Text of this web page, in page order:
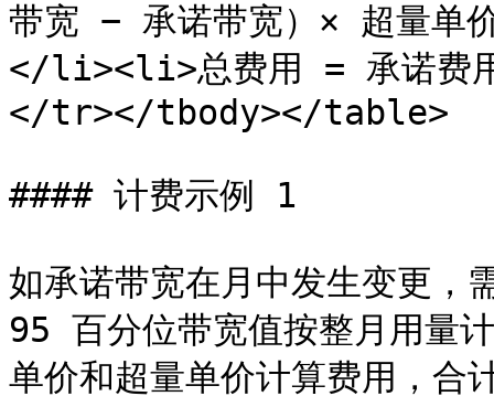
带宽 − 承诺带宽）× 超量单
</li><li>总费用 = 承诺
</tr></tbody></table>
#### 计费示例 1
如承诺带宽在月中发生变更，
95 百分位带宽值按整月用量
单价和超量单价计算费用，合